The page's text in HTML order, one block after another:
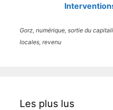
Gorz, numérique, sortie du
locales, revenu
Les plus lus